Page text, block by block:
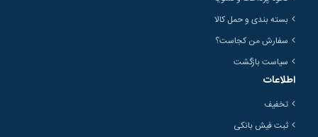
بسته بندی و حمل کالا
سفارش من کجاست؟
سیاست بازگشت
اطلاعات
تخفیف
ثبت فیش بانکی